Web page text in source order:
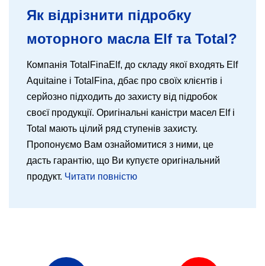
Як відрізнити підробку
моторного масла Elf та Total?
Компанія TotalFinaElf, до складу якої входять Elf
Aquitaine і TotalFina, дбає про своїх клієнтів і
серйозно підходить до захисту від підробок
своєї продукції. Оригінальні каністри масел Elf і
Total мають цілий ряд ступенів захисту.
Пропонуємо Вам ознайомитися з ними, це
дасть гарантію, що Ви купуєте оригінальний
продукт. Читати повністю